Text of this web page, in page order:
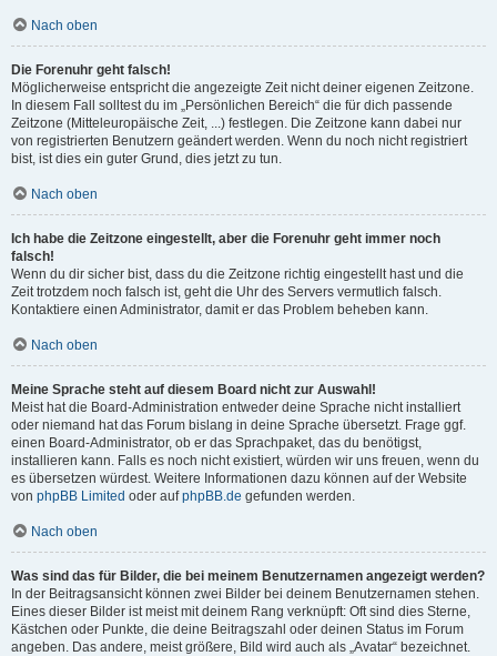
Nach oben
Die Forenuhr geht falsch!
Möglicherweise entspricht die angezeigte Zeit nicht deiner eigenen Zeitzone.
In diesem Fall solltest du im „Persönlichen Bereich“ die für dich passende
Zeitzone (Mitteleuropäische Zeit, ...) festlegen. Die Zeitzone kann dabei nur
von registrierten Benutzern geändert werden. Wenn du noch nicht registriert
bist, ist dies ein guter Grund, dies jetzt zu tun.
Nach oben
Ich habe die Zeitzone eingestellt, aber die Forenuhr geht immer noch
falsch!
Wenn du dir sicher bist, dass du die Zeitzone richtig eingestellt hast und die
Zeit trotzdem noch falsch ist, geht die Uhr des Servers vermutlich falsch.
Kontaktiere einen Administrator, damit er das Problem beheben kann.
Nach oben
Meine Sprache steht auf diesem Board nicht zur Auswahl!
Meist hat die Board-Administration entweder deine Sprache nicht installiert
oder niemand hat das Forum bislang in deine Sprache übersetzt. Frage ggf.
einen Board-Administrator, ob er das Sprachpaket, das du benötigst,
installieren kann. Falls es noch nicht existiert, würden wir uns freuen, wenn du
es übersetzen würdest. Weitere Informationen dazu können auf der Website
von phpBB Limited oder aufphpBB.de gefunden werden.
Nach oben
Was sind das für Bilder, die bei meinem Benutzernamen angezeigt werden?
In der Beitragsansicht können zwei Bilder bei deinem Benutzernamen stehen.
Eines dieser Bilder ist meist mit deinem Rang verknüpft: Oft sind dies Sterne,
Kästchen oder Punkte, die deine Beitragszahl oder deinen Status im Forum
angeben. Das andere, meist größere, Bild wird auch als „Avatar“ bezeichnet.